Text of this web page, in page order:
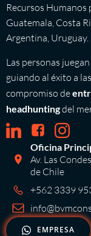
Recursos Humanos
Guatemala, Costa
Argentina, Uruguay.
Las personas
guiando al éxito a
compromiso de
headhuntingdel
Oficina
Av. Las
de Chile
+562 3339
EMPRESA